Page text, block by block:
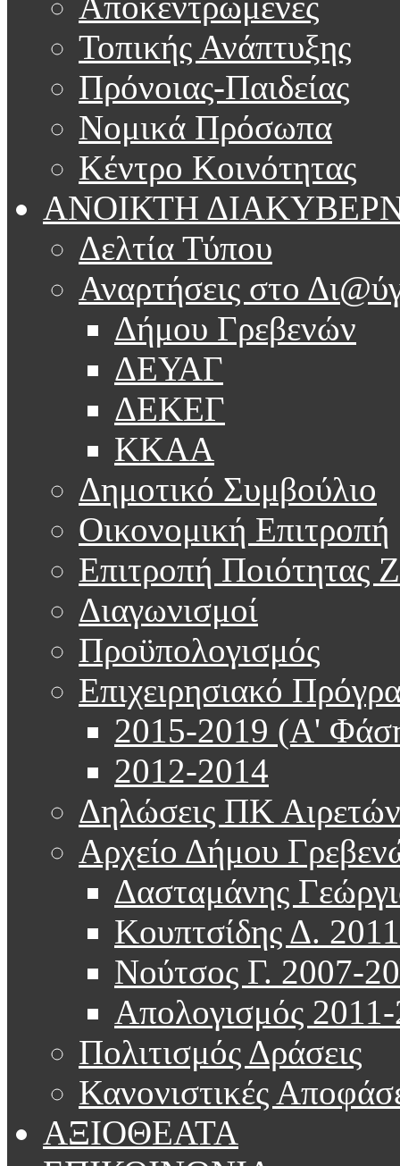
Τοπικής Ανάπτυξης
Πρόνοιας-Παιδείας
Νομικά Πρόσωπα
Κέντρο Κοινότητας
ΑΝΟΙΚΤΗ
Δελτία Τύπου
Αναρτήσεις στο
Δήμου Γρεβενών
ΔΕΥΑΓ
ΔΕΚΕΓ
ΚΚΑΑ
Δημοτικό Συμβούλιο
Οικονομική Επιτροπή
Επιτροπή Ποιότητας
Διαγωνισμοί
Προϋπολογισμός
Επιχειρησιακό
2015-2019 (Α'
2012-2014
Δηλώσεις ΠΚ Αιρετών
Αρχείο Δήμου
Δασταμάνης
Κουπτσίδης Δ.
Νούτσος Γ. 2007-
Απολογισμός
Πολιτισμός Δράσεις
Κανονιστικές
ΑΞΙΟΘΕΑΤΑ